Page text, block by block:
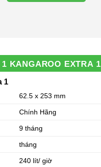
KANGAROO EXTRA 1
1
62.5 x 253 mm
Chính Hãng
9 tháng
tháng
240 lít/ giờ